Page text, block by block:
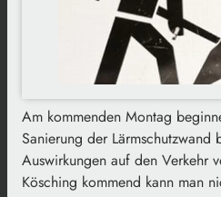
Am kommenden Montag
Sanierung der
Auswirkungen auf den Verkehr
Kösching kommend kann man